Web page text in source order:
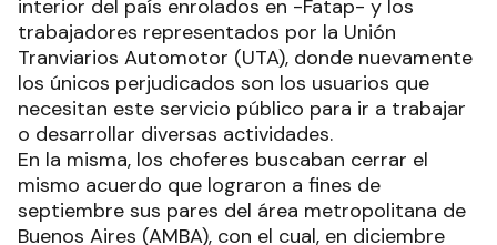
interior del país enrolados en -Fatap- y los
trabajadores representados por la Unión
Tranviarios Automotor (UTA), donde nuevamente
los únicos perjudicados son los usuarios que
necesitan este servicio público para ir a trabajar
o desarrollar diversas actividades.
En la misma, los choferes buscaban cerrar el
mismo acuerdo que lograron a fines de
septiembre sus pares del área metropolitana de
Buenos Aires (AMBA), con el cual, en diciembre